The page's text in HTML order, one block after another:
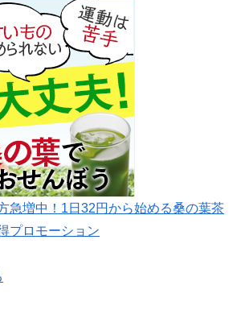
急増中！1日32円から始める桑の葉茶
プロモーション